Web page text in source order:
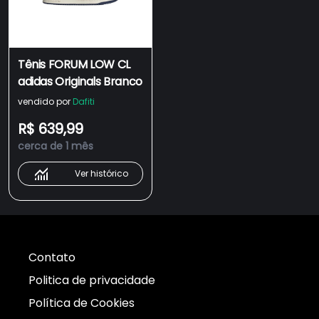
Tênis FORUM LOW CL
adidas Originals Branco
vendido por Dafiti
R$ 639,99
cerca de 1 mês
Ver histórico
Contato
Politica de privacidade
Política de Cookies